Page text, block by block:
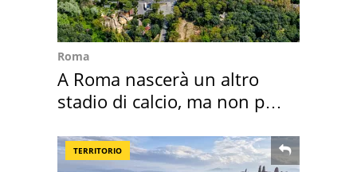
Roma
A Roma nascerà un altro
stadio di calcio, ma non per
TERRITORIO